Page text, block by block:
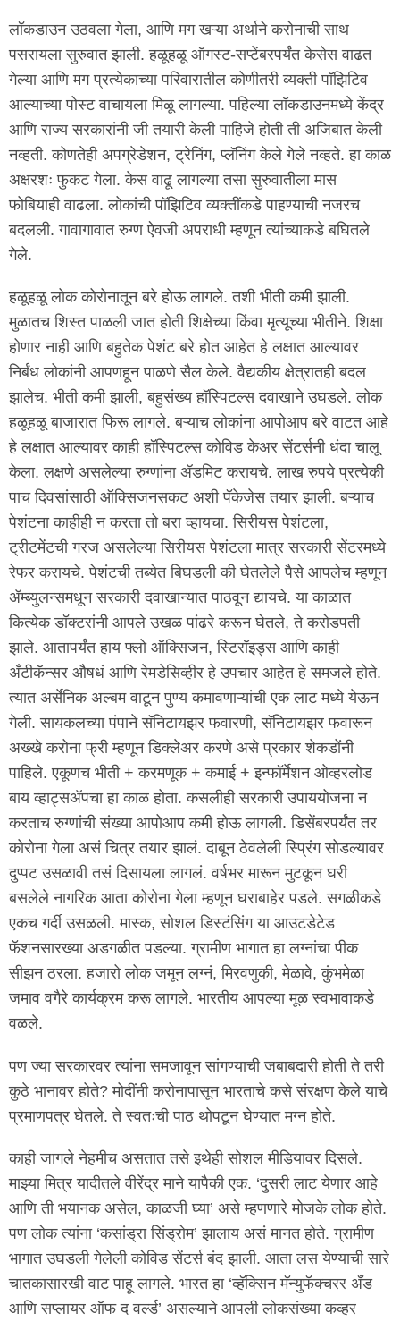
लॉकडाउन उठवला गेला, आणि मग खऱ्या अर्थाने करोनाची साथ
पसरायला सुरुवात झाली. हळूहळू ऑगस्ट-सप्टेंबरपर्यंत केसेस वाढत
गेल्या आणि मग प्रत्येकाच्या परिवारातील कोणीतरी व्यक्ती पॉझिटिव
आल्याच्या पोस्ट वाचायला मिळू लागल्या. पहिल्या लॉकडाउनमध्ये केंद्र
आणि राज्य सरकारांनी जी तयारी केली पाहिजे होती ती अजिबात केली
नव्हती. कोणतेही अपग्रेडेशन, ट्रेनिंग, प्लॅनिंग केले गेले नव्हते. हा काळ
अक्षरशः फुकट गेला. केस वाढू लागल्या तसा सुरुवातीला मास
फोबियाही वाढला. लोकांची पॉझिटिव व्यक्तींकडे पाहण्याची नजरच
बदलली. गावागावात रुग्ण ऐवजी अपराधी म्हणून त्यांच्याकडे बघितले
गेले.
हळूहळू लोक कोरोनातून बरे होऊ लागले. तशी भीती कमी झाली.
मुळातच शिस्त पाळली जात होती शिक्षेच्या किंवा मृत्यूच्या भीतीने. शिक्षा
होणार नाही आणि बहुतेक पेशंट बरे होत आहेत हे लक्षात आल्यावर
निर्बंध लोकांनी आपणहून पाळणे सैल केले. वैद्यकीय क्षेत्रातही बदल
झालेच. भीती कमी झाली, बहुसंख्य हॉस्पिटल्स दवाखाने उघडले. लोक
हळूहळू बाजारात फिरू लागले. बऱ्याच लोकांना आपोआप बरे वाटत आहे
हे लक्षात आल्यावर काही हॉस्पिटल्स कोविड केअर सेंटर्सनी धंदा चालू
केला. लक्षणे असलेल्या रुग्णांना ॲडमिट करायचे. लाख रुपये प्रत्येकी
पाच दिवसांसाठी ऑक्सिजनसकट अशी पॅकेजेस तयार झाली. बऱ्याच
पेशंटना काहीही न करता तो बरा व्हायचा. सिरीयस पेशंटला,
ट्रीटमेंटची गरज असलेल्या सिरीयस पेशंटला मात्र सरकारी सेंटरमध्ये
रेफर करायचे. पेशंटची तब्येत बिघडली की घेतलेले पैसे आपलेच म्हणून
ॲम्ब्युलन्समधून सरकारी दवाखान्यात पाठवून द्यायचे. या काळात
कित्येक डॉक्टरांनी आपले उखळ पांढरे करून घेतले, ते करोडपती
झाले. आतापर्यंत हाय फ्लो ऑक्सिजन, स्टिरॉइड्स आणि काही
अँटीकॅन्सर औषधं आणि रेमडेसिव्हीर हे उपचार आहेत हे समजले होते.
त्यात अर्सेनिक अल्बम वाटून पुण्य कमावणाऱ्यांची एक लाट मध्ये येऊन
गेली. सायकलच्या पंपाने सॅनिटायझर फवारणी, सॅनिटायझर फवारून
अख्खे करोना फ्री म्हणून डिक्लेअर करणे असे प्रकार शेकडोंनी
पाहिले. एकूणच भीती + करमणूक + कमाई + इन्फॉर्मेशन ओव्हरलोड
बाय व्हाट्सॲपचा हा काळ होता. कसलीही सरकारी उपाययोजना न
करताच रुग्णांची संख्या आपोआप कमी होऊ लागली. डिसेंबरपर्यंत तर
कोरोना गेला असं चित्र तयार झालं. दाबून ठेवलेली स्प्रिंग सोडल्यावर
दुप्पट उसळावी तसं दिसायला लागलं. वर्षभर मारून मुटकून घरी
बसलेले नागरिक आता कोरोना गेला म्हणून घराबाहेर पडले. सगळीकडे
एकच गर्दी उसळली. मास्क, सोशल डिस्टंसिंग या आउटडेटेड
फॅशनसारख्या अडगळीत पडल्या. ग्रामीण भागात हा लग्नांचा पीक
सीझन ठरला. हजारो लोक जमून लग्नं, मिरवणुकी, मेळावे, कुंभमेळा
जमाव वगैरे कार्यक्रम करू लागले. भारतीय आपल्या मूळ स्वभावाकडे
वळले.
पण ज्या सरकारवर त्यांना समजावून सांगण्याची जबाबदारी होती ते तरी
कुठे भानावर होते? मोदींनी करोनापासून भारताचे कसे संरक्षण केले याचे
प्रमाणपत्र घेतले. ते स्वतःची पाठ थोपटून घेण्यात मग्न होते.
काही जागले नेहमीच असतात तसे इथेही सोशल मीडियावर दिसले.
माझ्या मित्र यादीतले वीरेंद्र माने यापैकी एक. ‘दुसरी लाट येणार आहे
आणि ती भयानक असेल, काळजी घ्या’ असे म्हणणारे मोजके लोक होते.
पण लोक त्यांना ‘कसांड्रा सिंड्रोम’ झालाय असं मानत होते. ग्रामीण
भागात उघडली गेलेली कोविड सेंटर्स बंद झाली. आता लस येण्याची सारे
चातकासारखी वाट पाहू लागले. भारत हा ‘व्हॅक्सिन मॅन्युफॅक्चरर अँड
आणि सप्लायर ऑफ द वर्ल्ड’ असल्याने आपली लोकसंख्या कव्हर